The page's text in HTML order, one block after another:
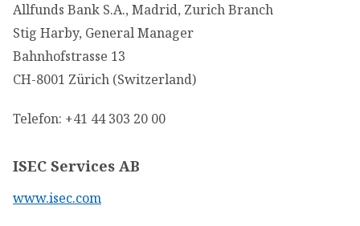
Allfunds Bank S.A., Madrid, Zurich Branch
Stig Harby, General Manager
Bahnhofstrasse 13
CH-8001 Zürich (Switzerland)
Telefon: +41 44 303 20 00
ISEC Services AB
www.isec.com